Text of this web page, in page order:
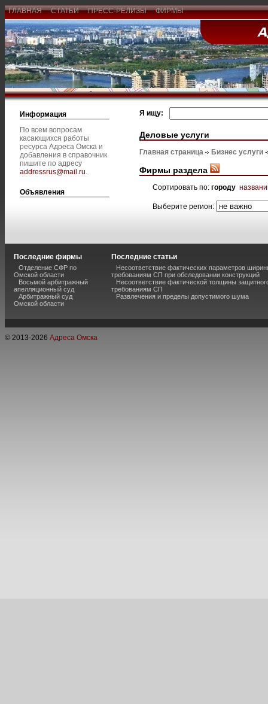
ГЛАВНАЯ СТАТЬИ ПРЕСС-РЕЛИЗЫ ФИРМЫ
Информация
По всем вопросам
касающихся работы
ресурса Адреса Омска и
добавления в справочник
пишите по адресу
addressrus@mail.ru.
Объявления
Я ищу:
Деловые услуги
Главная страница Бизнес услуги
Фирмы раздела
Сортировать по: городу
Выберите регион:
Последние фирмы
Отделение СФР по
Омской области
Восьмой арбитражный
апелляционный суд
Арбитражный суд
Омской области
Последние статьи
Несоответствие фактических параметров
требованиям СП при обследовании конструкций
Несоответствие фактической толщины
требованиям СП
Развлечения и пределы допустимого шума
© 2013-2026 Адреса Омска